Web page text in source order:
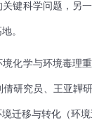
键科学问题，另
。
化学与环境毒理
研究员、王亚韡研
迁移与转化（环